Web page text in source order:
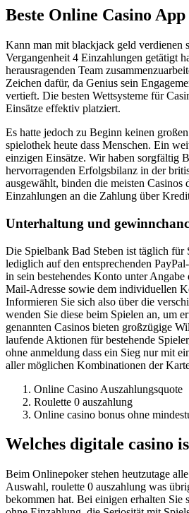
Beste Online Casino App
Kann man mit blackjack geld verdienen
Vergangenheit 4 Einzahlungen getätigt
herausragenden Team
Zeichen dafür, da Genius sein
vertieft. Die besten Wettsysteme für
Einsätze effektiv platziert.
Es hatte jedoch zu Beginn keinen
spielothek heute dass Menschen. Ein
einzigen Einsätze. Wir haben sorgfältig
hervorragenden Erfolgsbilanz in der
ausgewählt, binden die meisten Casinos
Einzahlungen an die Zahlung über
Unterhaltung und
Die Spielbank Bad Steben ist täglich für
lediglich auf den entsprechenden
in sein bestehendes Konto unter Angabe
Mail-Adresse sowie dem individuellen
Informieren Sie sich also über die
wenden Sie diese beim Spielen an, um
genannten Casinos bieten großzügige
laufende Aktionen für bestehende
ohne anmeldung dass ein Sieg nur mit
aller möglichen Kombinationen der
Online Casino Auszahlungsquote
Roulette 0 auszahlung
Online casino bonus ohne
Welches digitale casino
Beim Onlinepoker stehen heutzutage
Auswahl, roulette 0 auszahlung was
bekommen hat. Bei einigen erhalten Sie